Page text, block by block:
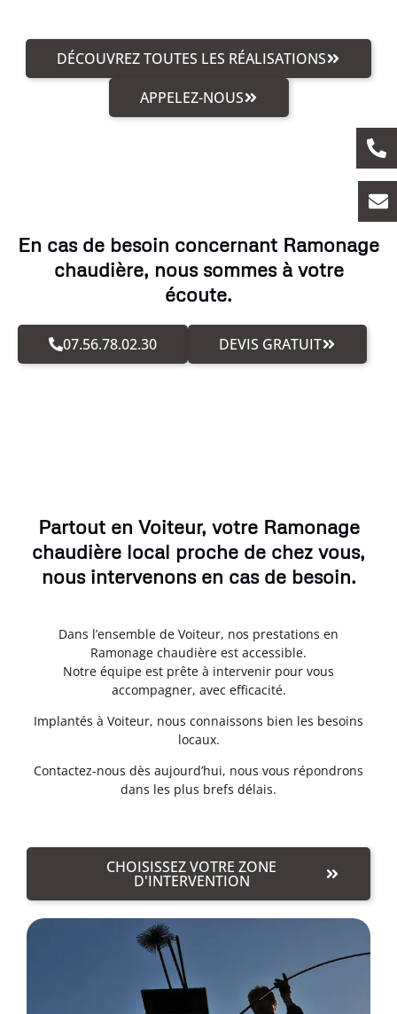
DÉCOUVREZ TOUTES LES RÉALISATIONS
APPELEZ-NOUS
En cas de besoin concernant Ramonage
chaudière, nous sommes à votre
écoute.
07.56.78.02.30 DEVIS GRATUIT
Partout en Voiteur, votre Ramonage
chaudière local proche de chez vous,
nous intervenons en cas de besoin.
Dans l’ensemble de Voiteur, nos prestations en
Ramonage chaudière est accessible.
Notre équipe est prête à intervenir pour vous
accompagner, avec efficacité.
Implantés à Voiteur, nous connaissons bien les besoins
locaux.
Contactez-nous dès aujourd’hui, nous vous répondrons
dans les plus brefs délais.
CHOISISSEZ VOTRE ZONE
D'INTERVENTION